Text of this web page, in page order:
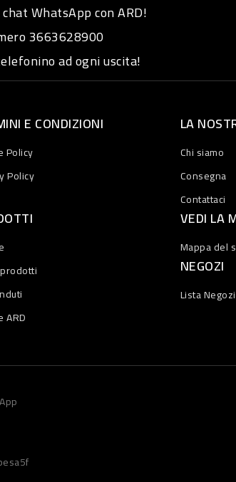
WhatsApp con ARD!
3663628900
ad ogni uscita!
E CONDIZIONI
Policy
Policy
LA
Chi siamo
Consegna
Contattaci
ARD
VEDI LA
Mappa del
NEGOZI
Lista Negozi